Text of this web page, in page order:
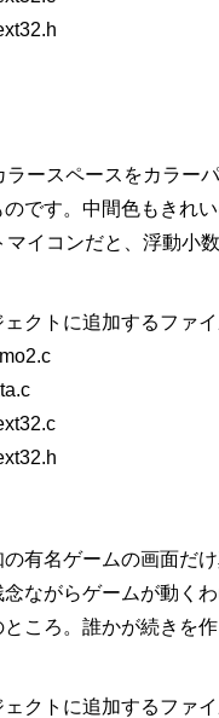
ースペースをカラー
のです。中間色もきれ
マイコンだと、浮動小
ェクトに追加するファイ
有名ゲームの画面だ
念ながらゲームが動く
ところ。誰かが続きを
ェクトに追加するファイ